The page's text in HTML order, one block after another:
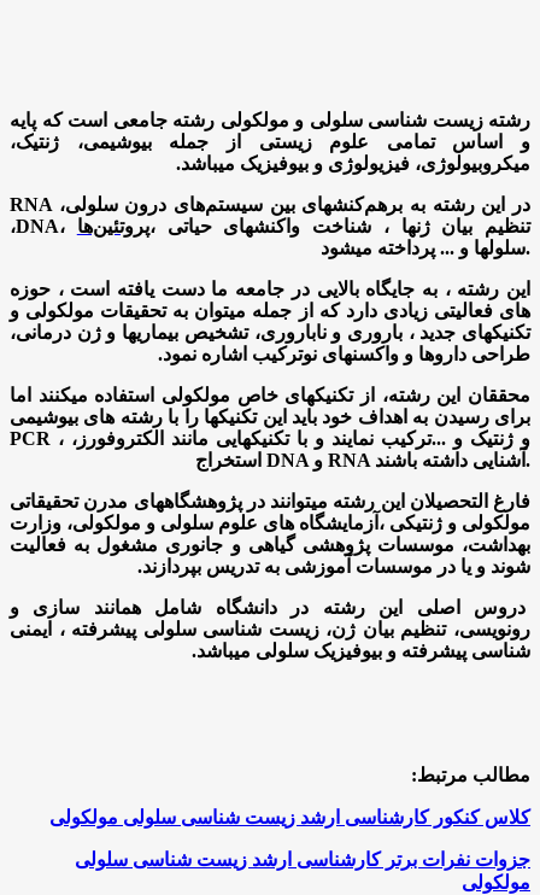
رشته زیست شناسی سلولی و مولکولی رشته جامعی است که پایه
و اساس تمامی علوم زیستی از جمله بیوشیمی، ژنتیک،
میکروبیولوژی، فیزیولوژی و بیوفیزیک میباشد.
در این رشته به برهم‌کنشهای بین سیستم‌های درون سلولی، RNA
،DNA، پروتئین‌ها ، تنظیم بیان ژنها، شناخت واکنشهای حیاتی
سلولها و ... پرداخته میشود.
این رشته، به جایگاه بالایی در جامعه ما دست یافته است، حوزه
های فعالیتی زیادی دارد که از جمله میتوان به تحقیقات مولکولی و
تکنیکهای جدید، باروری و ناباروری، تشخیص بیماریها و ژن درمانی،
طراحی داروها و واکسنهای نوترکیب اشاره نمود.
محققان این رشته، از تکنیکهای خاص مولکولی استفاده میکنند اما
برای رسیدن به اهداف خود باید این تکنیکها را با رشته های بیوشیمی
و ژنتیک و ...ترکیب نمایند و با تکنیکهایی مانند
PCR ، الکتروفورز ،
DNA RNA
آشنایی داشته باشند.
فارغ التحصیلان این رشته میتوانند در پژوهشگاههای مدرن تحقیقاتی
مولکولی و ژنتیکی ، آزمایشگاه های علوم سلولی و مولکولی، وزارت
بهداشت، موسسات پژوهشی گیاهی و جانوری مشغول به فعالیت
شوند و یا در موسسات آموزشی به تدریس بپردازند.
دروس اصلی این رشته در دانشگاه شامل همانند سازی و
رونویسی، تنظیم بیان ژن، زیست شناسی سلولی پیشرفته، ایمنی
شناسی پیشرفته و بیوفیزیک سلولی میباشد.
مطالب مرتبط:
کلاس کنکور کارشناسی ارشد زیست شناسی سلولی مولکولی
جزوات نفرات برتر کارشناسی ارشد زیست شناسی سلولی
مولکولی